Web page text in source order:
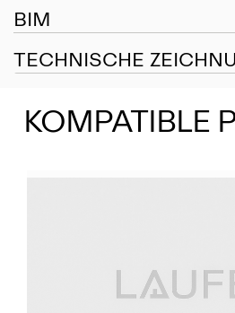
BIM
TECHNISCHE
KOMPATIBLE